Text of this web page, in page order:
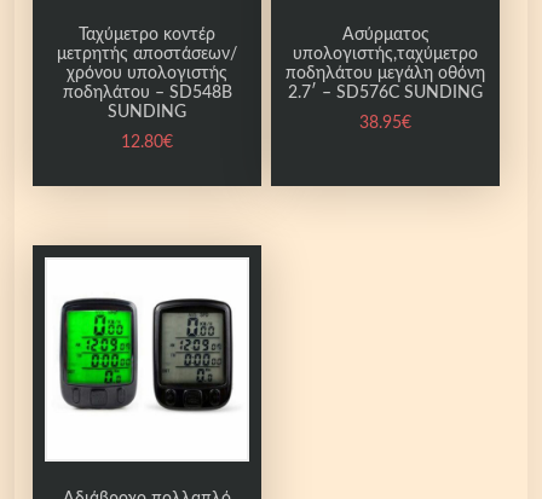
Ταχύμετρο κοντέρ
μετρητής αποστάσεων/
χρόνου υπολογιστής
ποδηλάτου – SD548B
SUNDING
12.80€
Ασύρματος
υπολογιστής,ταχύμετρο
ποδηλάτου μεγάλη οθόνη
2.7′ – SD576C SUNDING
38.95€